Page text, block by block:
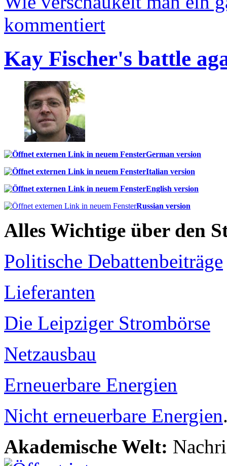
kommentiert
Kay Fischer's battle
German version
Italian version
English version
Russian version
Alles Wichtige über den
Politische Debattenbeiträge
Lieferanten
Die Leipziger Strombörse
Netzausbau
Erneuerbare Energien
Nicht erneuerbare Energien
Akademische Welt: